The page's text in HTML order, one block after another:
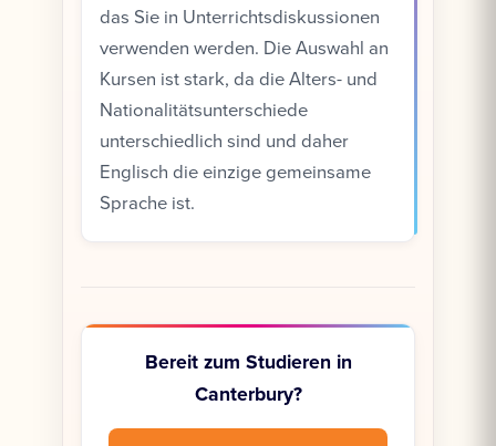
das Sie in Unterrichtsdiskussionen
verwenden werden. Die Auswahl an
Kursen ist stark, da die Alters- und
Nationalitätsunterschiede
unterschiedlich sind und daher
Englisch die einzige gemeinsame
Sprache ist.
Bereit zum Studieren in
Canterbury?